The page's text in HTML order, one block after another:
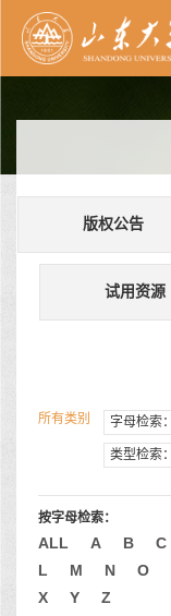
版权公告
试用资源
所有类别 字母检索：
类型检索：
按字母检索：
ALL A B C
L
M N O
X
Y Z